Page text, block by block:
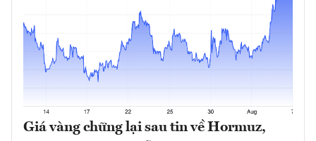
Giá vàng chững lại sau tin về Hormuz,